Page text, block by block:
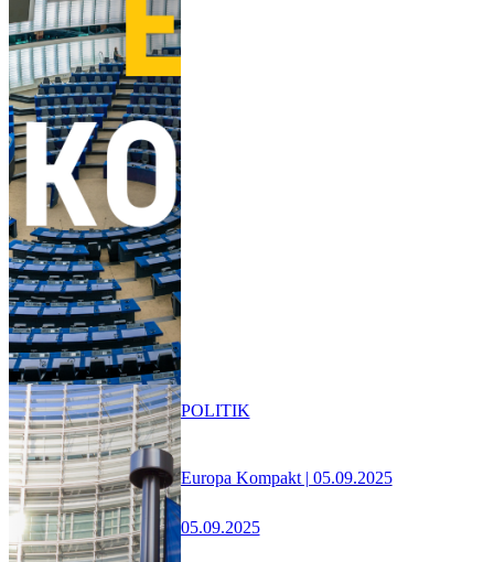
Europa Kompakt | 05.09.2025
05.09.2025
POLITIK